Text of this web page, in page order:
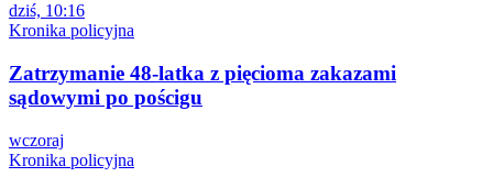
dziś, 10:16
Kronika policyjna
Zatrzymanie 48-latka z pięcioma zakazami
sądowymi po pościgu
wczoraj
Kronika policyjna